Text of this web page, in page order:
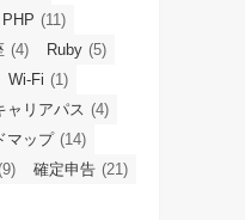
PHP (11)
(4) Ruby (5)
Wi-Fi (1)
ャリアパス (4)
マップ (14)
確定申告 (21)